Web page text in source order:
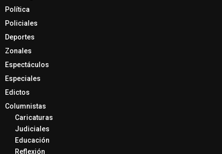
Política
Policiales
Deportes
Zonales
Espectáculos
Especiales
Edictos
Columnistas
Caricaturas
Judiciales
Educación
Reflexión